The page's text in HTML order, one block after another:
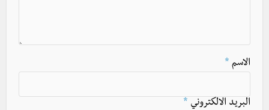
الاسم *
البريد الالكتروني *